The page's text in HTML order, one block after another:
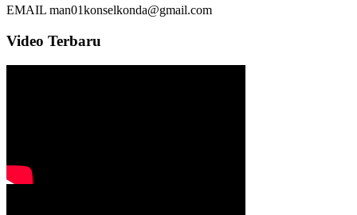
EMAIL man01konselkonda@gmail.com
Video Terbaru